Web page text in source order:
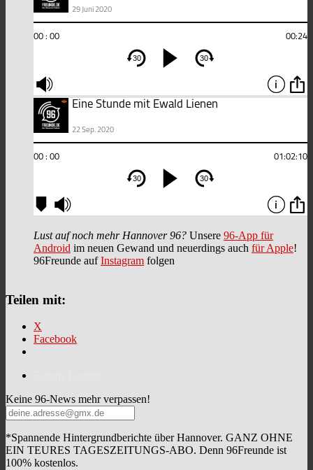
Lust auf noch mehr Hannover 96? Unsere 96-App für
Android im neuen Gewand und neuerdings auch für Apple!
96Freunde aufInstagram folgen
Teilen mit:
X
Facebook
Keine 96-News mehr verpassen!
*Spannende Hintergrundberichte über Hannover. GANZ OHNE
EIN TEURES TAGESZEITUNGS-ABO. Denn 96Freunde ist
100% kostenlos.